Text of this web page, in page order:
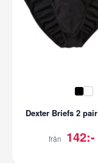
Dexter Briefs 2
från 142:-